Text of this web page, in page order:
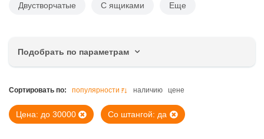
Двустворчатые С ящиками Еще
Подобрать по параметрам
Цена, руб.
Сортировать по: популярности наличию цене
Цена: до 30000 Со штангой: да